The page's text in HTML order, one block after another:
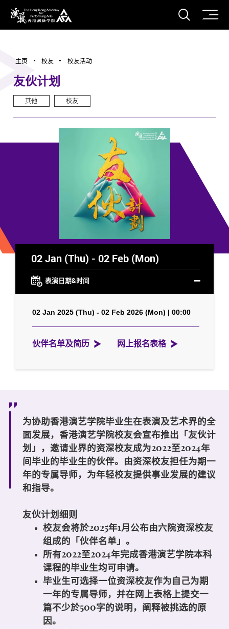
香港演艺学院
打开
主页 校友 校友活动
友伙计划
其他 校友
02 Jan (Thu) - 02 Feb (Mon)
表演日期&时间
02 Jan 2025 (Thu) - 02 Feb 2026 (Mon) | 00:00
伙伴名单及简历 网上报名表格
为协助香港演艺学院毕业生在表演及艺术界的全
面发展，香港演艺学院校友会宣布推出「友伙计
划 」，邀请业界的资深校友成为2022至2024年
间毕业的毕业生的伙伴。由资深校友担任为期一
年的专属导师，为年轻校友提供事业发展的建议
和指导。
友伙计划细则
校友会将於2025年1月公布由六院资深校友
组成的「伙伴名单 」。
所有2022至2024年完成香港演艺学院本科
课程的毕业生均可申请。
毕业生可选择一位资深校友作为自己为期
一年的专属导师，并在网上表格上提交一
篇不少於500字的说明，阐释被挑选的原
因。